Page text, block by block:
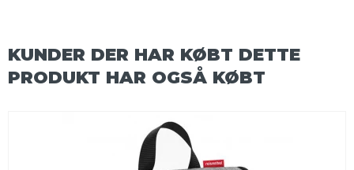
KUNDER DER HAR KØBT DETTE
PRODUKT HAR OGSÅ KØBT